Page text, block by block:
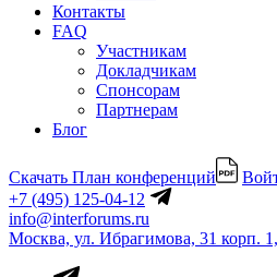
Контакты
FAQ
Участникам
Докладчикам
Спонсорам
Партнерам
Блог
Скачать План конференций
+7 (495) 125-04-12
info@interforums.ru
Москва, ул. Ибрагимова, 31 корп.